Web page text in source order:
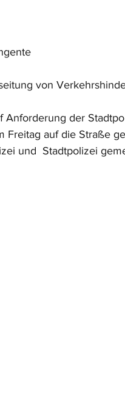
von
Anforderung der
Freitag auf die Straße
und  Stadtpolizei